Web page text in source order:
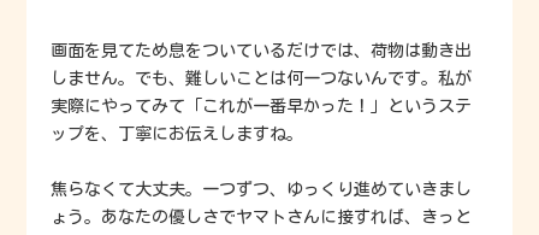
画面を見てため息をついているだけでは、荷物は動き出
しません。でも、難しいことは何一つないんです。私が
実際にやってみて「これが一番早かった！」というステ
ップを、丁寧にお伝えしますね。
焦らなくて大丈夫。一つずつ、ゆっくり進めていきまし
ょう。あなたの優しさでヤマトさんに接すれば、きっと